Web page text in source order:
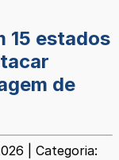
15 estados
de
| Categoria: